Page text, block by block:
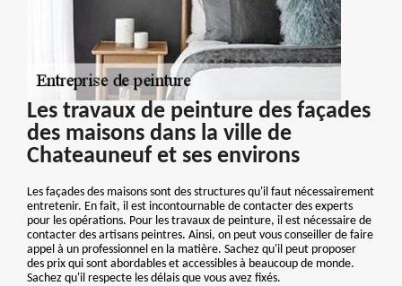
Les travaux de peinture des façades
des maisons dans la ville de
Chateauneuf et ses environs
Les façades des maisons sont des structures qu'il faut nécessairement
entretenir. En fait, il est incontournable de contacter des experts
pour les opérations. Pour les travaux de peinture, il est nécessaire de
contacter des artisans peintres. Ainsi, on peut vous conseiller de faire
appel à un professionnel en la matière. Sachez qu'il peut proposer
des prix qui sont abordables et accessibles à beaucoup de monde.
Sachez qu'il respecte les délais que vous avez fixés.